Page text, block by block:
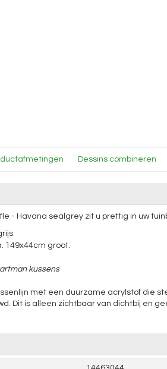
Dessins combineren
- Havana sealgrey zit u prettig in uw
149x44cm groot.
kussens
met een duurzame acrylstof die
Dit is alleen zichtbaar van dichtbij en